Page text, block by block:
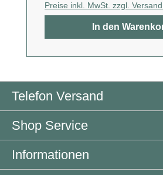
Preise inkl. MwSt. zzgl.
In den
Telefon Versand
Shop Service
Informationen